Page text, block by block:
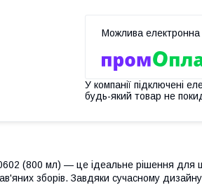
У компанії підключені
будь-який товар не
(800 мл) — це ідеальне рішення для
зборів. Завдяки сучасному